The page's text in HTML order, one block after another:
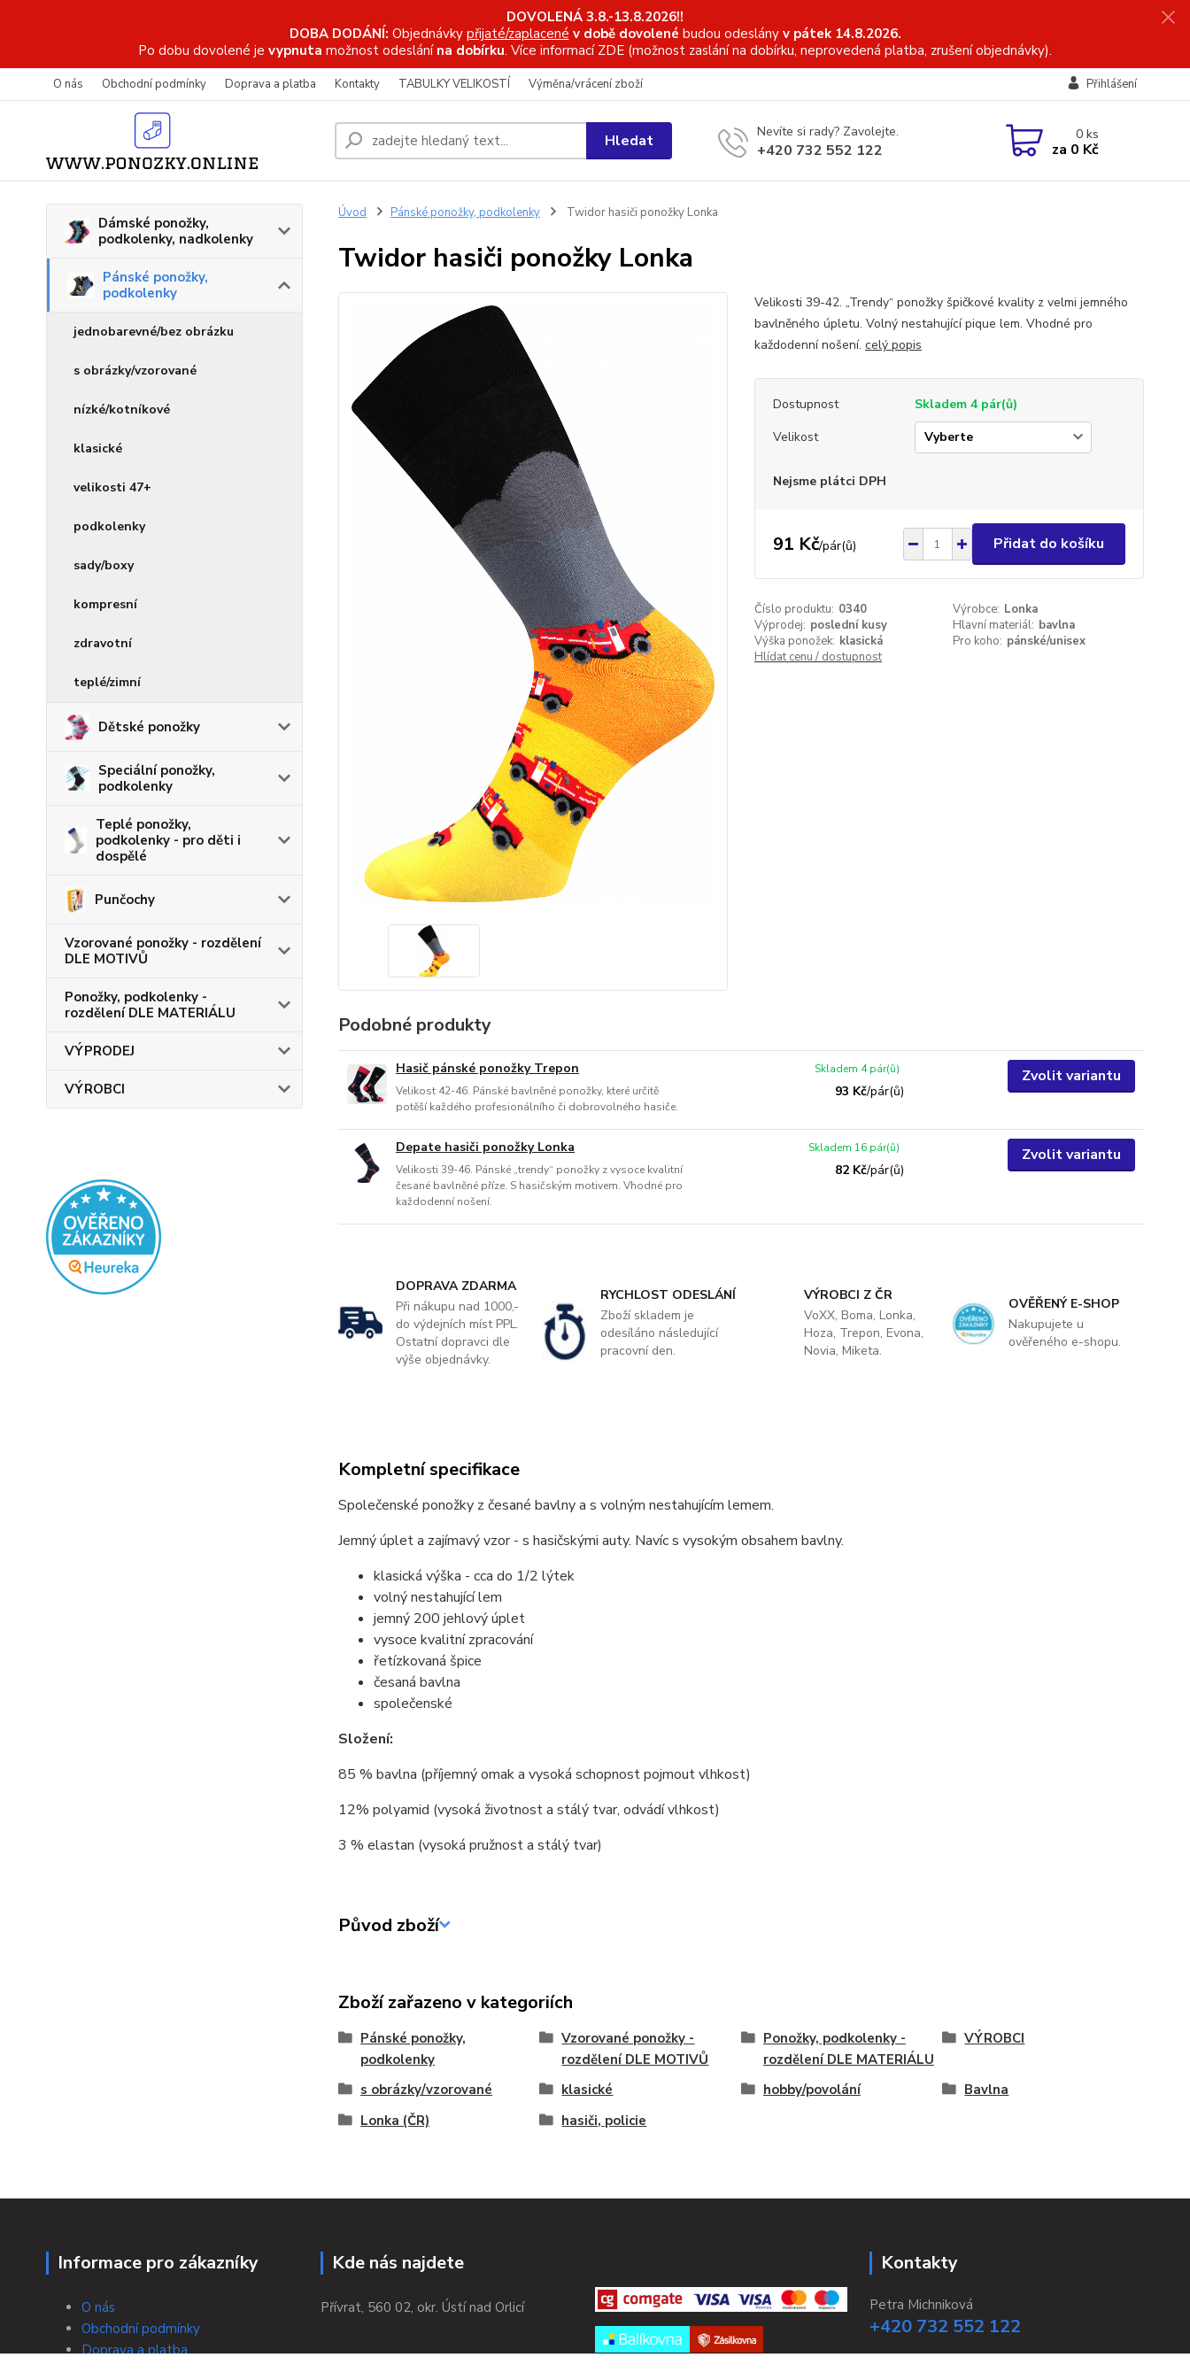
DOVOLENÁ 3.8.-13.8.2026!!
DOBA DODÁNÍ: Objednávky přijaté/zaplacené v době dovolené budou odeslány v pátek 14.8.2026.
Po dobu dovolené je vypnuta možnost odeslání na dobírku. Více informací ZDE (možnost zaslání na dobírku, neprovedená platba, zrušení objednávky).
O nás Obchodní podmínky Doprava a platba Kontakty TABULKY VELIKOSTÍ Výměna/vrácení zboží Přihlášení
Hledat Nevíte si rady? Zavolejte.
+420 732 552 122
0ks
za 0 Kč
Dámské ponožky,
podkolenky, nadkolenky
Pánské ponožky,
podkolenky
jednobarevné/bez obrázku
s obrázky/vzorované
nízké/kotníkové
klasické
velikosti 47+
podkolenky
sady/boxy
kompresní
zdravotní
teplé/zimní
Dětské ponožky
Speciální ponožky,
podkolenky
Teplé ponožky,
podkolenky - pro děti i
dospělé
Punčochy
Vzorované ponožky - rozdělení
DLE MOTIVŮ
Ponožky, podkolenky -
rozdělení DLE MATERIÁLU
VÝPRODEJ
VÝROBCI
Úvod Pánské ponožky, podkolenky Twidor hasiči ponožky Lonka
Twidor hasiči ponožky Lonka
Velikosti 39-42. „Trendy“ ponožky špičkové kvality z velmi jemného
bavlněného úpletu. Volný nestahující pique lem. Vhodné pro
každodenní nošení. celý popis
Dostupnost
Skladem 4 pár(ů)
Velikost
Nejsme plátci DPH
91 Kč/pár(ů) Přidat do košíku
Číslo produktu: 0340 Výrobce: Lonka
Výprodej: poslední kusy Hlavní materiál: bavlna
Výška ponožek: klasická Pro koho: pánské/unisex
Hlídat cenu / dostupnost
Podobné produkty
Hasič pánské ponožky Trepon
Velikost 42-46. Pánské bavlněné ponožky, které určitě
potěší každého profesionálního či dobrovolného hasiče.
93 Kč/pár(ů)
Skladem 4 pár(ů) Zvolit variantu
Depate hasiči ponožky Lonka
Velikosti 39-46. Pánské „trendy“ ponožky z vysoce kvalitní
česané bavlněné příze. S hasičským motivem. Vhodné pro
každodenní nošení.
82 Kč/pár(ů)
Skladem 16 pár(ů) Zvolit variantu
DOPRAVA ZDARMA
Při nákupu nad 1000,-
do výdejních míst PPL.
Ostatní dopravci dle
výše objednávky.
RYCHLOST ODESLÁNÍ
Zboží skladem je
odesíláno následující
pracovní den.
VÝROBCI Z ČR
VoXX, Boma, Lonka,
Hoza, Trepon, Evona,
Novia, Miketa.
OVĚŘENÝ E-SHOP
Nakupujete u
ověřeného e-shopu.
Kompletní specifikace
Společenské ponožky z česané bavlny a s volným nestahujícím lemem.
Jemný úplet a zajímavý vzor - s hasičskými auty. Navíc s vysokým obsahem bavlny.
klasická výška - cca do 1/2 lýtek
volný nestahující lem
jemný 200 jehlový úplet
vysoce kvalitní zpracování
řetízkovaná špice
česaná bavlna
společenské
Složení:
85 % bavlna (příjemný omak a vysoká schopnost pojmout vlhkost)
12% polyamid (vysoká životnost a stálý tvar, odvádí vlhkost)
3 % elastan (vysoká pružnost a stálý tvar)
Původ zboží
Zboží zařazeno v kategoriích
Pánské ponožky,
podkolenky
Vzorované ponožky -
rozdělení DLE MOTIVŮ
Ponožky, podkolenky -
rozdělení DLE MATERIÁLU
VÝROBCI
s obrázky/vzorované klasické hobby/povolání
Bavlna
Lonka (ČR)
hasiči, policie
Informace pro zákazníky
O nás
Obchodní podmínky
Doprava a platba
Kde nás najdete
Přívrat, 560 02, okr. Ústí nad Orlicí
Kontakty
Petra Michniková
+420 732 552 122